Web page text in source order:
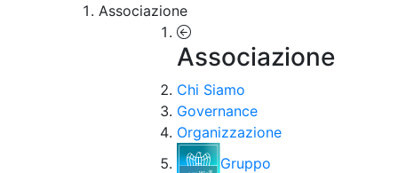
Associazione
Associazione
Chi Siamo
Governance
Organizzazione
Gruppo